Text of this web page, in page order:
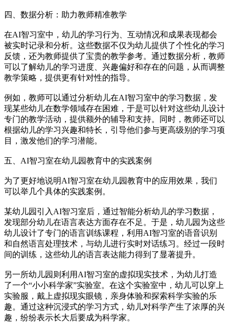
四、数据分析：助力教师精准教学
在AI智习室中，幼儿的学习行为、互动情况和成果表现都会
被实时记录和分析。这些数据不仅为幼儿提供了个性化的学习
反馈，还为教师提供了宝贵的教学参考。通过数据分析，教师
可以了解幼儿的学习进度、兴趣偏好和存在的问题，从而调整
教学策略，提供更有针对性的指导。
例如，教师可以通过分析幼儿在AI智习室中的学习数据，发
现某些幼儿在数学领域存在困难，于是可以针对这些幼儿设计
专门的教学活动，提供额外的辅导和支持。同时，教师还可以
根据幼儿的学习兴趣和特长，引导他们参与更高级别的学习项
目，激发他们的学习潜能。
五、AI智习室在幼儿园教育中的实践案例
为了更好地说明AI智习室在幼儿园教育中的应用效果，我们
可以举几个具体的实践案例。
某幼儿园引入AI智习室后，通过智能分析幼儿的学习数据，
发现部分幼儿在语言表达方面存在不足。于是，幼儿园为这些
幼儿设计了专门的语言训练课程，利用AI智习室的语音识别
和自然语言处理技术，与幼儿进行实时对话练习。经过一段时
间的训练，这些幼儿的语言表达能力得到了显著提升。
另一所幼儿园则利用AI智习室的虚拟现实技术，为幼儿打造
了一个“小小科学家”实验室。在这个实验室中，幼儿可以穿上
实验服，戴上虚拟现实眼镜，亲身体验和探索科学实验的乐
趣。通过这种沉浸式的学习方式，幼儿对科学产生了浓厚的兴
趣，纷纷表示长大后要成为科学家。